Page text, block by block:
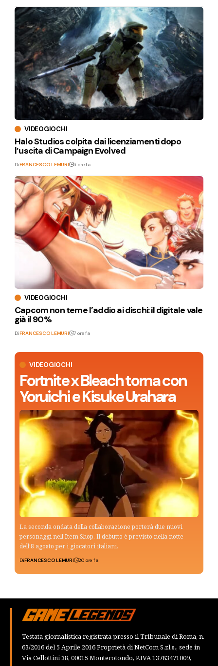
VIDEOGIOCHI
Fortnite x Bleach torna con
Yoruichi e Kisuke Urahara
La seconda ondata della collaborazione porterà due nuovi
personaggi nell’Item Shop. Il debutto è previsto nella notte
dell’8 agosto per i giocatori italiani.
DiFRANCESCO LEMURI 20 ore fa
VIDEOGIOCHI
Halo Studios colpita dai licenziamenti dopo
l’uscita di Campaign Evolved
DiFRANCESCO LEMURI 6 ore fa
VIDEOGIOCHI
Capcom non teme l’addio ai dischi: il digitale vale
già il 90%
DiFRANCESCO LEMURI 7 ore fa
Testata giornalistica registrata presso il Tribunale di Roma, n.
63/2016 del 5 Aprile 2016 Proprietà di NetCom S.r.l.s., sede in
Via Cellottini 38, 00015 Monterotondo, P.IVA 13783471009,